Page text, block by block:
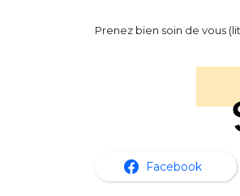
Prenez bien soin de vous
Facebook